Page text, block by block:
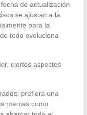
de actualización
se ajustan a la
para la
todo evoluciona
ciertos aspectos
prefiera una
marcas como